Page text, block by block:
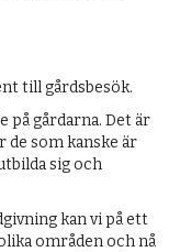
till gårdsbesök.
på gårdarna. Det är
de som kanske är
sig och
kan vi på ett
områden och nå